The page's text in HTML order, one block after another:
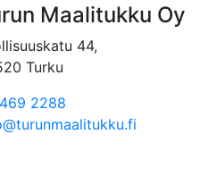
Maalitukku Oy
44,
Turku
2288